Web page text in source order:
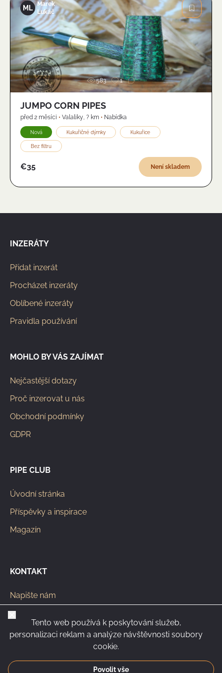
Obrázek
ML
Marek
Lukáč
583 1
JUMPO CORN PIPES
před 2 měsíci • Valaliky, ? km • Nabídka
Nová Kukuřičné dýmky Kukuřice
Bez filtru
€35 Není skladem
INZERÁTY
Přidat inzerát
Procházet inzeráty
Oblíbené inzeráty
Pravidla používání
MOHLO BY VÁS ZAJÍMAT
Nejčastější dotazy
Proč inzerovat u nás
Obchodní podmínky
GDPR
PIPE CLUB
Úvodní stránka
Příspěvky a inspirace
Magazín
KONTAKT
Napište nám
info@pipeclub.eu
+420 603 449 602
Tento web používá k poskytování služeb,
personalizaci reklam a analýze návštěvnosti soubory
cookie.
Povolit vše